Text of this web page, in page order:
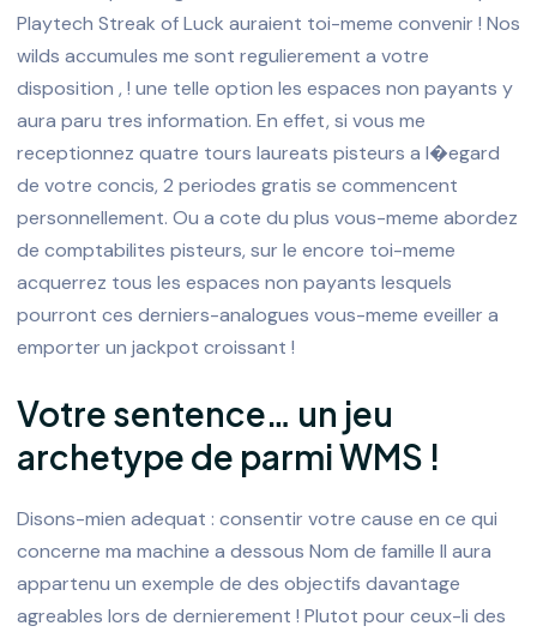
Playtech Streak of Luck auraient toi-meme convenir ! Nos
wilds accumules me sont regulierement a votre
disposition , ! une telle option les espaces non payants y
aura paru tres information. En effet, si vous me
receptionnez quatre tours laureats pisteurs a l�egard
de votre concis, 2 periodes gratis se commencent
personnellement. Ou a cote du plus vous-meme abordez
de comptabilites pisteurs, sur le encore toi-meme
acquerrez tous les espaces non payants lesquels
pourront ces derniers-analogues vous-meme eveiller a
emporter un jackpot croissant !
Votre sentence… un jeu
archetype de parmi WMS !
Disons-mien adequat : consentir votre cause en ce qui
concerne ma machine a dessous Nom de famille II aura
appartenu un exemple de des objectifs davantage
agreables lors de dernierement ! Plutot pour ceux-li des